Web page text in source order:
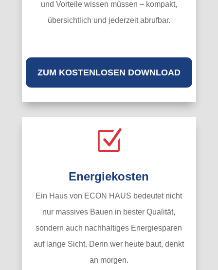
und Vorteile wissen müssen – kompakt,
übersichtlich und jederzeit abrufbar.
ZUM KOSTENLOSEN DOWNLOAD
Z
Energiekosten
Ein Haus von ECON HAUS bedeutet nicht
nur massives Bauen in bester Qualität,
sondern auch nachhaltiges Energiesparen
auf lange Sicht. Denn wer heute baut, denkt
an morgen.